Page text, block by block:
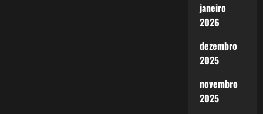
janeiro
2026
dezembro
2025
novembro
2025